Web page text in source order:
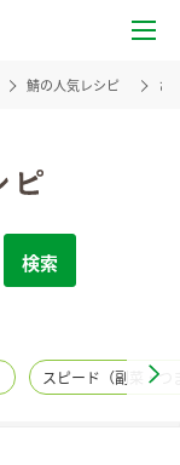
鯖の人気レシピ さ
検索
スピード（副菜・つ